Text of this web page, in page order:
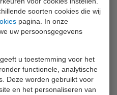
soorten cookies die wij
pagina. In onze
uw persoonsgegevens
u toestemming voor het
functionele, analytische
Deze worden gebruikt voor
en het personaliseren van
10 stuks)
Stootvaste, roestwerende
voor gebruik in open lucht of
Prijs op aanvraag
INFO